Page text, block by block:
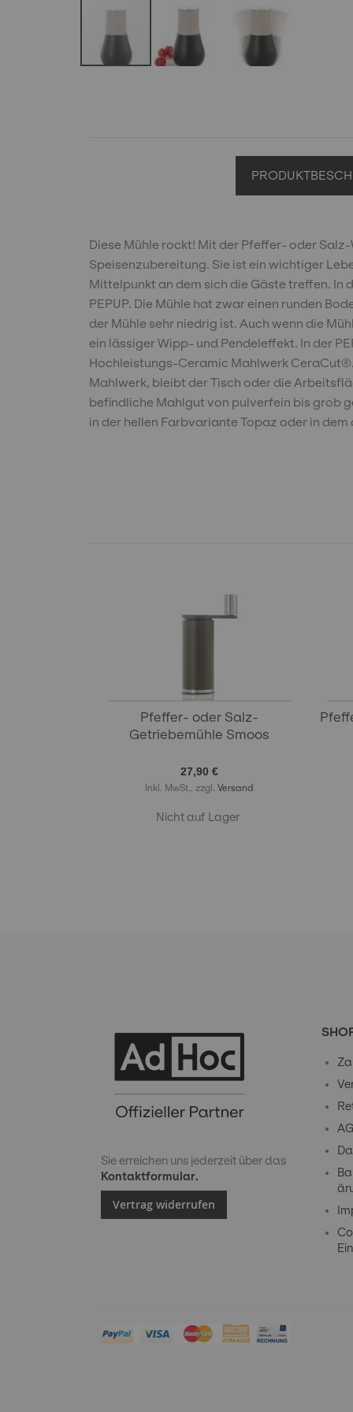
Diese Mühle rockt! Mit der Pfeffer- oder
Speisenzubereitung. Sie ist ein wichtiger
Mittelpunkt an dem sich die Gäste treffen. In
PEPUP. Die Mühle hat zwar einen runden
der Mühle sehr niedrig ist. Auch wenn die
ein lässiger Wipp- und Pendeleffekt. In der
Hochleistungs-Ceramic Mahlwerk
Mahlwerk, bleibt der Tisch oder die
befindliche Mahlgut von pulverfein bis grob
in der hellen Farbvariante Topaz oder in
Pfeffer- oder Salz-
Getriebemühle Smoos
27,90 €
Inkl. MwSt., zzgl. Versand
Nicht auf Lager
Sie erreichen uns jederzeit über das
Kontaktformular.
Vertrag widerrufen